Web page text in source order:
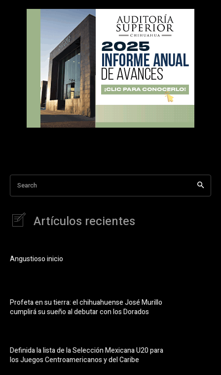
Search
Artículos recientes
Angustioso inicio
Profeta en su tierra: el chihuahuense José Murillo
cumplirá su sueño al debutar con los Dorados
Definida la lista de la Selección Mexicana U20 para
los Juegos Centroamericanos y del Caribe